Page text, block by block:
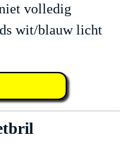
volledig
wit/blauw licht